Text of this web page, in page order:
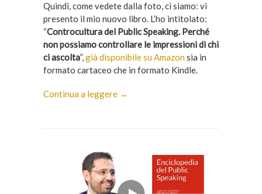
Quindi, come vedete dalla foto, ci siamo: vi
presento il mio nuovo libro. L’ho intitolato:
“Controcultura del Public Speaking. Perché
non possiamo controllare le impressioni di chi
ci ascolta”,già disponibile su Amazonsia in
formato cartaceo che in formato Kindle.
Continua a leggere →